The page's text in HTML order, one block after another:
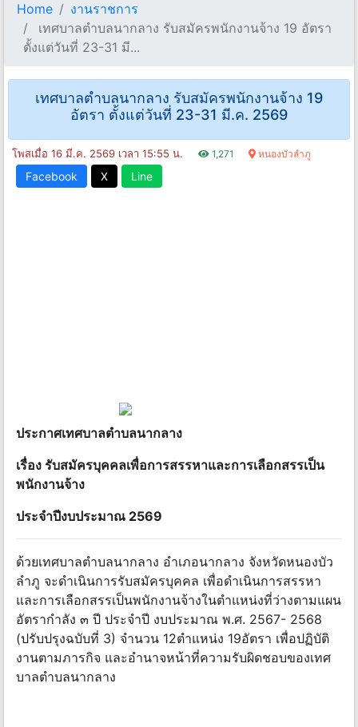
Home
งานราชการ
เทศบาลตําบลนากลาง รับสมัครพนักงานจ้าง 19 อัตรา
ตั้งแต่วันที่ 23-31 มี...
เทศบาลตําบลนากลาง รับสมัครพนักงานจ้าง 19
อัตรา ตั้งแต่วันที่ 23-31 มี.ค. 2569
โพสเมื่อ 16 มี.ค. 2569 เวลา 15:55 น. 1,271 หนองบัวลำภู
Facebook X Line
ประกาศเทศบาลตําบลนากลาง
เรื่อง รับสมัครบุคคลเพื่อการสรรหาและการเลือกสรรเป็น
พนักงานจ้าง
ประจําปีงบประมาณ 2569
ด้วยเทศบาลตําบลนากลาง อําเภอนากลาง จังหวัดหนองบัว
ลําภู จะดําเนินการรับสมัครบุคคล เพื่อดําเนินการสรรหา
และการเลือกสรรเป็นพนักงานจ้างในตําแหน่งที่ว่างตามแผน
อัตรากําลัง ๓ ปี ประจําปี งบประมาณ พ.ศ. 2567- 2568
(ปรับปรุงฉบับที่ 3) จํานวน 12ตําแหน่ง 19อัตรา เพื่อปฏิบัติ
งานตามภารกิจ และอํานาจหน้าที่ความรับผิดชอบของเทศ
บาลตําบลนากลาง